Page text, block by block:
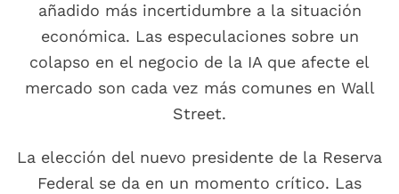
añadido más incertidumbre a la situación
económica. Las especulaciones sobre un
colapso en el negocio de la IA que afecte el
mercado son cada vez más comunes en Wall
Street.
La elección del nuevo presidente de la Reserva
Federal se da en un momento crítico. Las